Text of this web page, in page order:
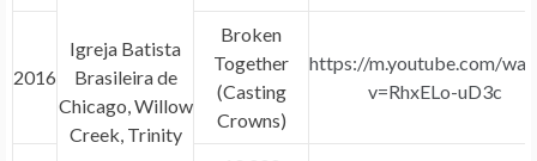
Igreja Batista
Brasileira de
Chicago, Willow
Creek, Trinity
2016
Broken
Together
(Casting
Crowns)
https://m.youtube.com/
v=RhxELo-uD3c